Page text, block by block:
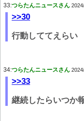
33:つらたんニュースさん
>>30
行動しててえらい
34:つらたんニュースさん
>>33
継続したらいつか